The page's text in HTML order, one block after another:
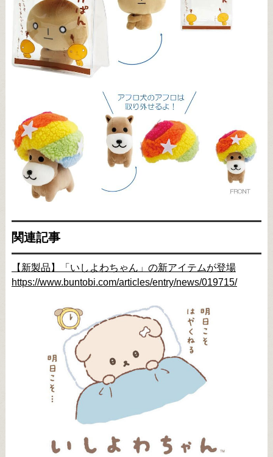
関連記事
【新製品】「いしよわちゃん」の新アイテムが登場
https://www.buntobi.com/articles/entry/news/019715/